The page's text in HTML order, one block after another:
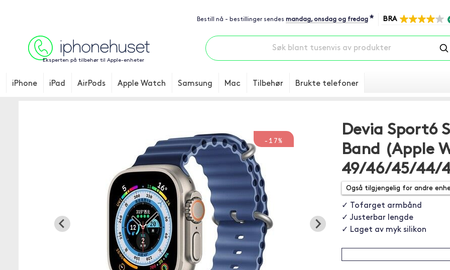
Bestill nå - bestillinger sendes mandag, onsdag og fredag * BRA
Eksperten på tilbehør til Apple-enheter
iPhone iPad AirPods Apple Watch Samsung Mac Tilbehør Brukte telefoner
-17%
Devia Sport6
Band (Apple
49/46/45/44/
✓ Tofarget armbånd
✓ Justerbar lengde
✓ Laget av myk silikon